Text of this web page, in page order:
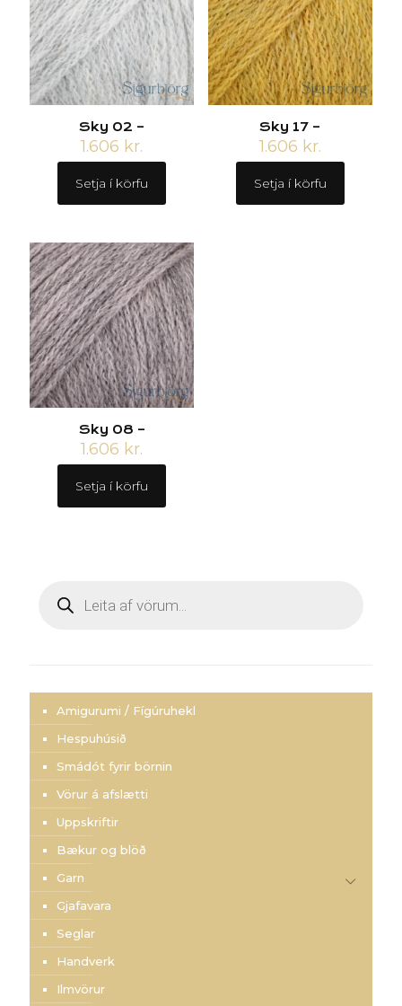
Sky 02 –
1.606 kr.
Setja í körfu
Sky 17 –
1.606 kr.
Setja í körfu
Sky 08 –
1.606 kr.
Setja í körfu
search
Amigurumi / Fígúruhekl
Hespuhúsið
Smádót fyrir börnin
Vörur á afslætti
Uppskriftir
Bækur og blöð
Garn
Gjafavara
Seglar
Handverk
Ilmvörur